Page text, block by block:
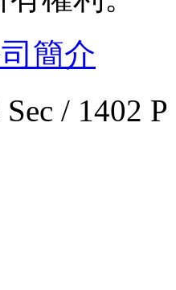
簡介
Sec / 1402